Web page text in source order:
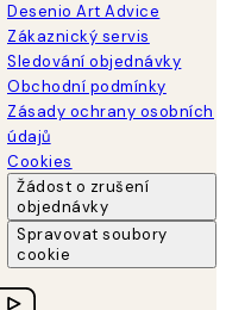
Desenio Art Advice
Zákaznický servis
Sledování objednávky
Obchodní podmínky
Zásady ochrany osobních
údajů
Cookies
Žádost o zrušení
objednávky
Spravovat soubory
cookie